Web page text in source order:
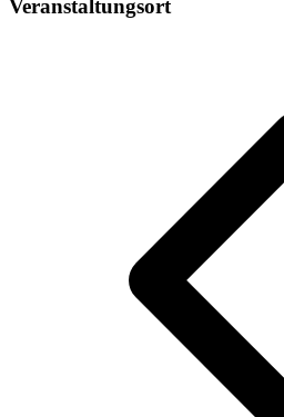
Veranstaltungsort